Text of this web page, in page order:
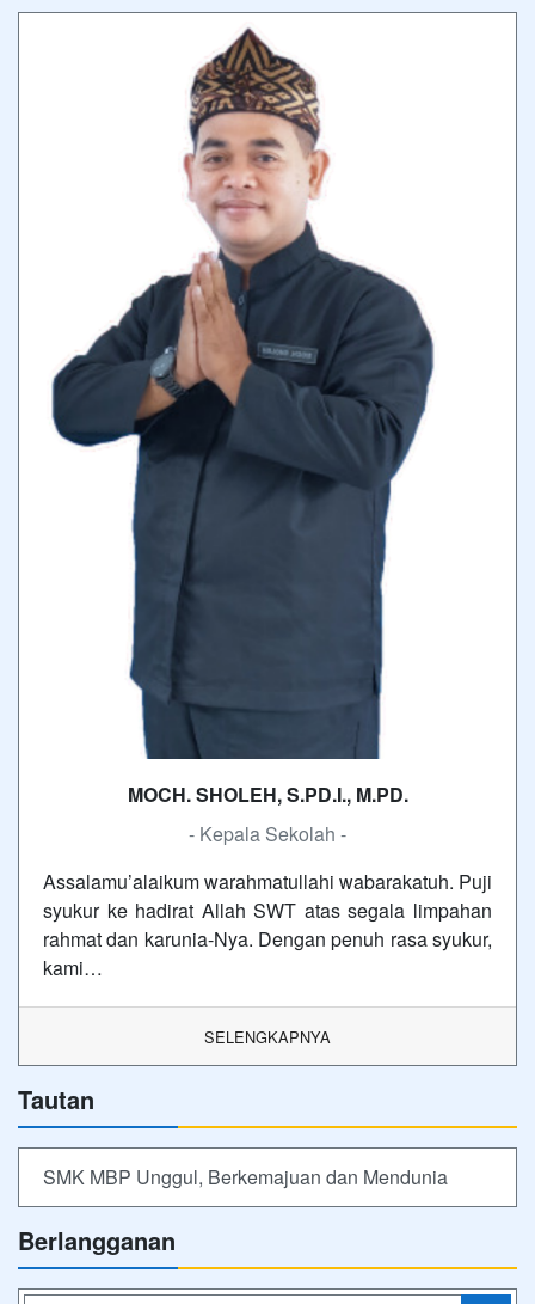
MOCH. SHOLEH, S.PD.I., M.PD.
- Kepala Sekolah -
Assalamu’alaikum warahmatullahi wabarakatuh. Puji
syukur ke hadirat Allah SWT atas segala limpahan
rahmat dan karunia-Nya. Dengan penuh rasa syukur,
kami…
SELENGKAPNYA
Tautan
SMK MBP Unggul, Berkemajuan dan Mendunia
Berlangganan